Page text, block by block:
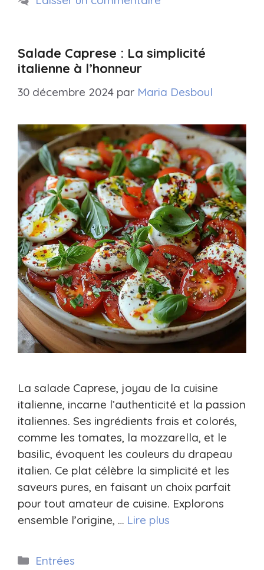
Salade Caprese : La simplicité
italienne à l’honneur
30 décembre 2024 par Maria Desboul
La salade Caprese, joyau de la cuisine
italienne, incarne l’authenticité et la passion
italiennes. Ses ingrédients frais et colorés,
comme les tomates, la mozzarella, et le
basilic, évoquent les couleurs du drapeau
italien. Ce plat célèbre la simplicité et les
saveurs pures, en faisant un choix parfait
pour tout amateur de cuisine. Explorons
ensemble l’origine, … Lire plus
Catégories
Entrées